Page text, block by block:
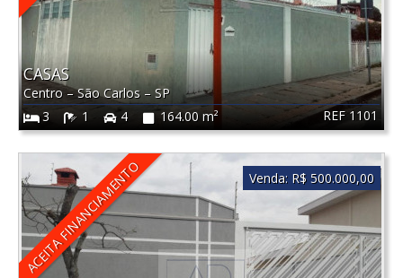
REF 1101
CASAS
Centro –São Carlos – SP
3
1 4 164.00 m²
ACEITA FINANCIAMENTO Venda: R$ 500.000,00